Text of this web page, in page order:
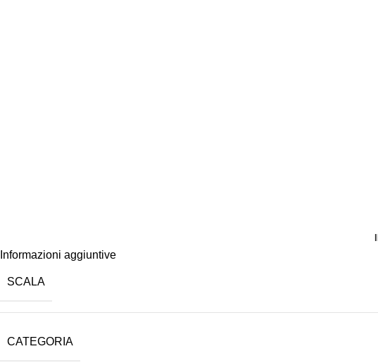
Informazioni aggiuntive
SCALA
CATEGORIA